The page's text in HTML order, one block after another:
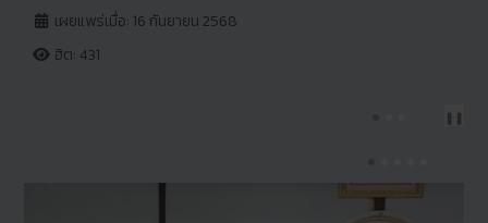
เผยแพร่เมื่อ: 16 กันยายน 2568
ฮิต: 431
PREVNEXT
❚❚